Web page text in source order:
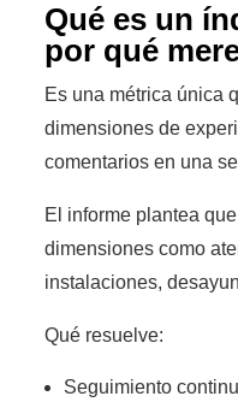
Qué es un
por qué
Es una métrica única
dimensiones de
comentarios en una
El informe plantea
dimensiones como
instalaciones,
Qué resuelve:
Seguimiento